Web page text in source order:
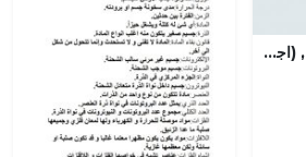
امتحان نهاية الفصل الاول , (اجتماعيات) السادس